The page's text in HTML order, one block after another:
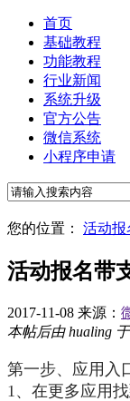
首页
基础教程
功能教程
行业新闻
系统升级
官方公告
微信系统
小程序申请
您的位置： 活动报
活动报名带
2017-11-08 来源：
本帖后由 hualing
第一步、应用入
1、在更多应用